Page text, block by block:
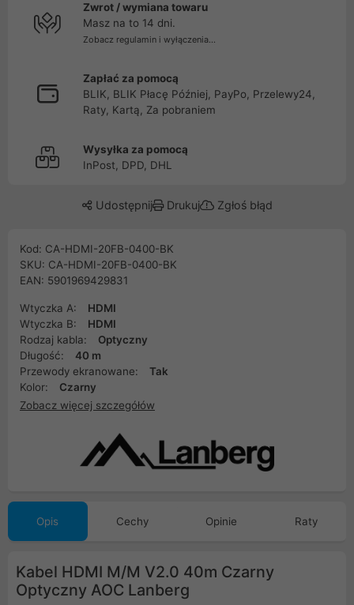
Zwrot / wymiana towaru
Masz na to 14 dni.
Zobacz regulamin i wyłączenia...
Zapłać za pomocą
BLIK, BLIK Płacę Później, PayPo, Przelewy24,
Raty, Kartą, Za pobraniem
Wysyłka za pomocą
InPost, DPD, DHL
Udostępnij Drukuj Zgłoś błąd
Kod: CA-HDMI-20FB-0400-BK
SKU: CA-HDMI-20FB-0400-BK
EAN: 5901969429831
Wtyczka A:
HDMI
Wtyczka B:
HDMI
Rodzaj kabla:
Optyczny
Długość:
40 m
Przewody ekranowane:
Tak
Kolor:
Czarny
Zobacz więcej szczegółów
Opis Cechy Opinie Raty
Kabel HDMI M/M V2.0 40m Czarny
Optyczny AOC Lanberg